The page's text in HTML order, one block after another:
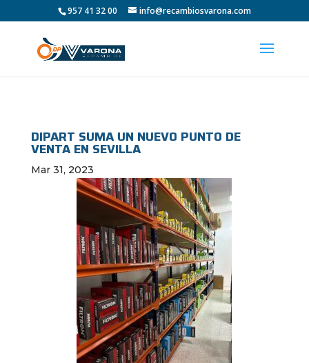
957 41 32 00 info@recambiosvarona.com
DIPART SUMA UN NUEVO PUNTO DE
VENTA EN SEVILLA
Mar 31, 2023